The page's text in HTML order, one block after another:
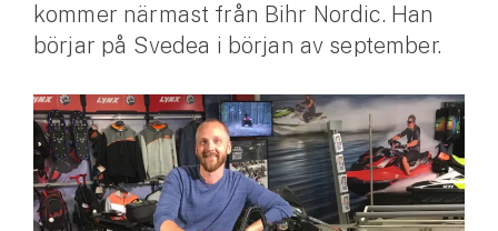
Märkesförsäkringar
Båt
Båtförsäkring
Märkesförsäkringar
Vattenskoterförsäkring
kommer närmast från Bihr Nordic. Han
börjar på Svedea i början av september.